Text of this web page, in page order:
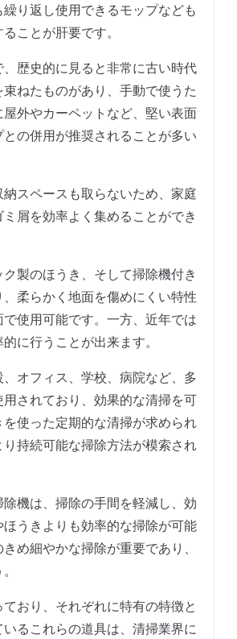
り返し使用できるモップなども
ことが肝要です。
歴史的に見ると非常に古い時代
ねたものがあり、手動で使うた
外やカーペットなど、堅い表面
の併用が推奨されることが多い
スペースも取らないため、家庭
屑を効率よく集めることができ
製のほうき、そして掃除機付き
柔らかく地面を傷めにくい特性
使用可能です。一方、近年では
に行うことが出来ます。
オフィス、学校、病院など、多
されており、効果的な清掃を可
使った定期的な清掃が求められ
持続可能な掃除方法が模索され
機は、掃除の手間を軽減し、効
うきよりも効率的な掃除が可能
め細やかな掃除が重要であり、
おり、それぞれに特有の特徴と
るこれらの道具は、清掃業界に